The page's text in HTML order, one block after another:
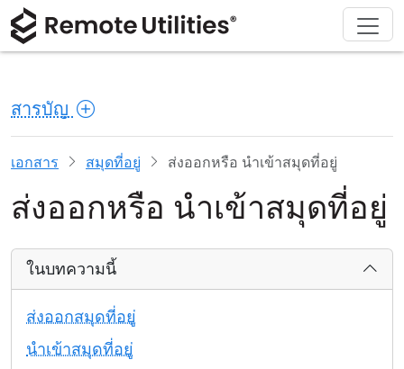
สารบัญ
เอกสาร สมุดที่อยู่ ส่งออกหรือ นำเข้าสมุดที่อยู่
ส่งออกหรือ นำเข้าสมุดที่อยู่
ในบทความนี้
ส่งออกสมุดที่อยู่
นำเข้าสมุดที่อยู่
ผลิตภัณฑ์
ความปลอดภัย
ภาพหน้าจอ
หมายเหตุประจำรุ่น
โหมดการเชื่อมต่อ
การเข้าถึงแบบไม่ต้องดูแล
การสนับสนุน Active Directory
โซลูชัน
การผลิตและการค้าปลีก
การดูแลสุขภาพ
การศึกษาและรัฐบาล
เทคโนโลยีสารสนเทศ
ดาวน์โหลด
macOS
Linux
iOS/Android
ซื้อ
ผู้ช่วยใบอนุญาต
อัปเกรดใบอนุญาตของคุณ
สนับสนุน
เอกสารประกอบ
ฐานความรู้
เกี่ยวกับ
ห้องข่าว
เขียนรีวิว